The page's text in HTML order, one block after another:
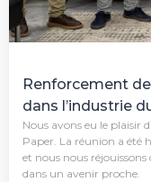
Renforcement
dans l’industrie
Nous avons eu le plaisir
Paper. La réunion a été
et nous nous
dans un avenir proche.